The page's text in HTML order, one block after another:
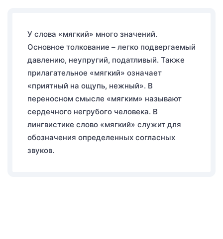
У слова «мягкий» много значений.
Основное толкование – легко подвергаемый
давлению, неупругий, податливый. Также
прилагательное «мягкий» означает
«приятный на ощупь, нежный». В
переносном смысле «мягким» называют
сердечного негрубого человека. В
лингвистике слово «мягкий» служит для
обозначения определенных согласных
звуков.